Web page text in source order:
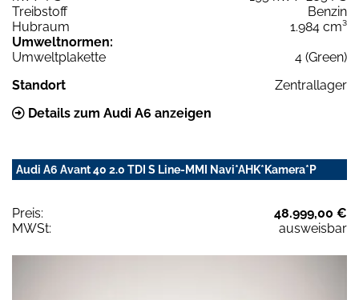
Treibstoff
Benzin
Hubraum
1.984 cm³
Umweltnormen:
Umweltplakette
4 (Green)
Standort
Zentrallager
Details zum Audi A6 anzeigen
Audi A6 Avant 40 2.0 TDI S Line-MMI Navi*AHK*Kamera*P
Preis:
48.999,00 €
MWSt:
ausweisbar